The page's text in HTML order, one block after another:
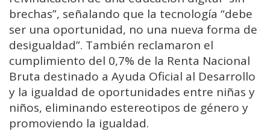
brechas”, señalando que la tecnología “debe
ser una oportunidad, no una nueva forma de
desigualdad”. También reclamaron el
cumplimiento del 0,7% de la Renta Nacional
Bruta destinado a Ayuda Oficial al Desarrollo
y la igualdad de oportunidades entre niñas y
niños, eliminando estereotipos de género y
promoviendo la igualdad.